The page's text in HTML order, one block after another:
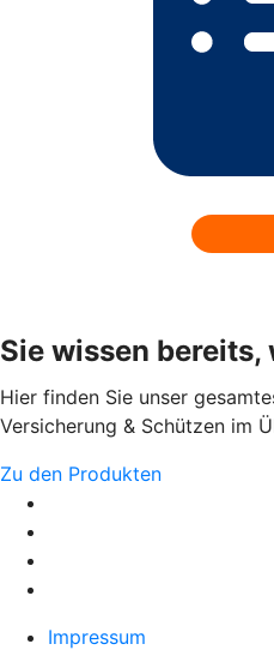
Sie wissen bereits,
Hier finden Sie unser
Versicherung & Schützen im
Zu den Produkten
Impressum